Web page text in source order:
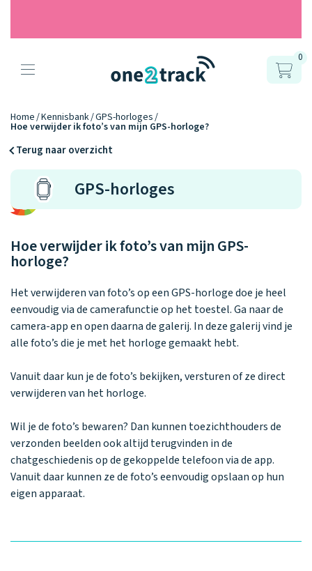
Producten
Onze gps
horloges
Connect
YOU
Connect
NEXT
Connect
UP
Horloges
vergelijken
Tweedekans
horloges
Ontdek alle
horloges
Accessoires
Opladers
Ontdek alle
Personaliseer
je bandje!
Kies je eigen
kleur, naam en
icoon en maak
helemaal van
Hoe werkt
het?
Ontdek hoe
het werkt
Zo werken het
one2track-app
samen.
Waarom one2track App updates
Blogs
Ons verhaal
Recensies
Werken bij
Stichting
Jarige Job
0
Home Kennisbank GPS-horloges
Hoe verwijder ik foto’s van mijn GPS-horloge?
Terug naar overzicht
GPS-horloges
Hoe verwijder ik foto’s van mijn GPS-
horloge?
Het verwijderen van foto’s op een GPS-horloge doe je heel
eenvoudig via de camerafunctie op het toestel. Ga naar de
camera-app en open daarna de galerij. In deze galerij vind je
alle foto’s die je met het horloge gemaakt hebt.
Vanuit daar kun je de foto’s bekijken, versturen of ze direct
verwijderen van het horloge.
Wil je de foto’s bewaren? Dan kunnen toezichthouders de
verzonden beelden ook altijd terugvinden in de
chatgeschiedenis op de gekoppelde telefoon via de app.
Vanuit daar kunnen ze de foto’s eenvoudig opslaan op hun
eigen apparaat.